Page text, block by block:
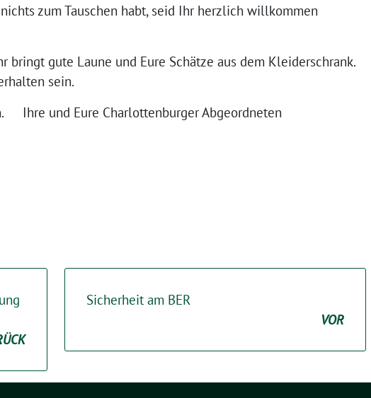
zum Tauschen habt, seid Ihr herzlich willkommen
bringt gute Laune und Eure Schätze aus dem Kleiderschrank.
sein.
Ihre und Eure Charlottenburger Abgeordneten
Sicherheit am BER
VOR